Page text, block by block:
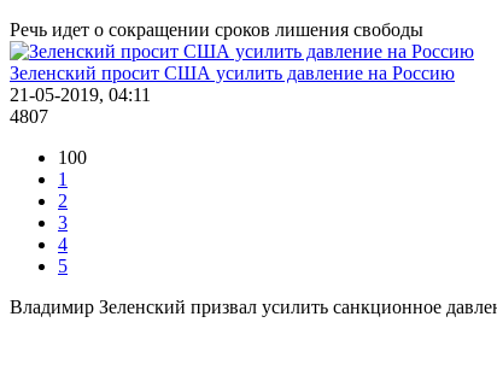
Речь идет о сокращении сроков лишения свободы
Зеленский просит США усилить давление на Россию
21-05-2019, 04:11
4807
100
1
2
3
4
5
Владимир Зеленский призвал усилить санкционное